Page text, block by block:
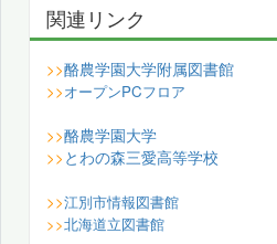
関連リンク
>>酪農学園大学附属図書館
>>オープンPCフロア
>>酪農学園大学
>> とわの森三愛高等学校
>>江別市情報図書館
>>北海道立図書館